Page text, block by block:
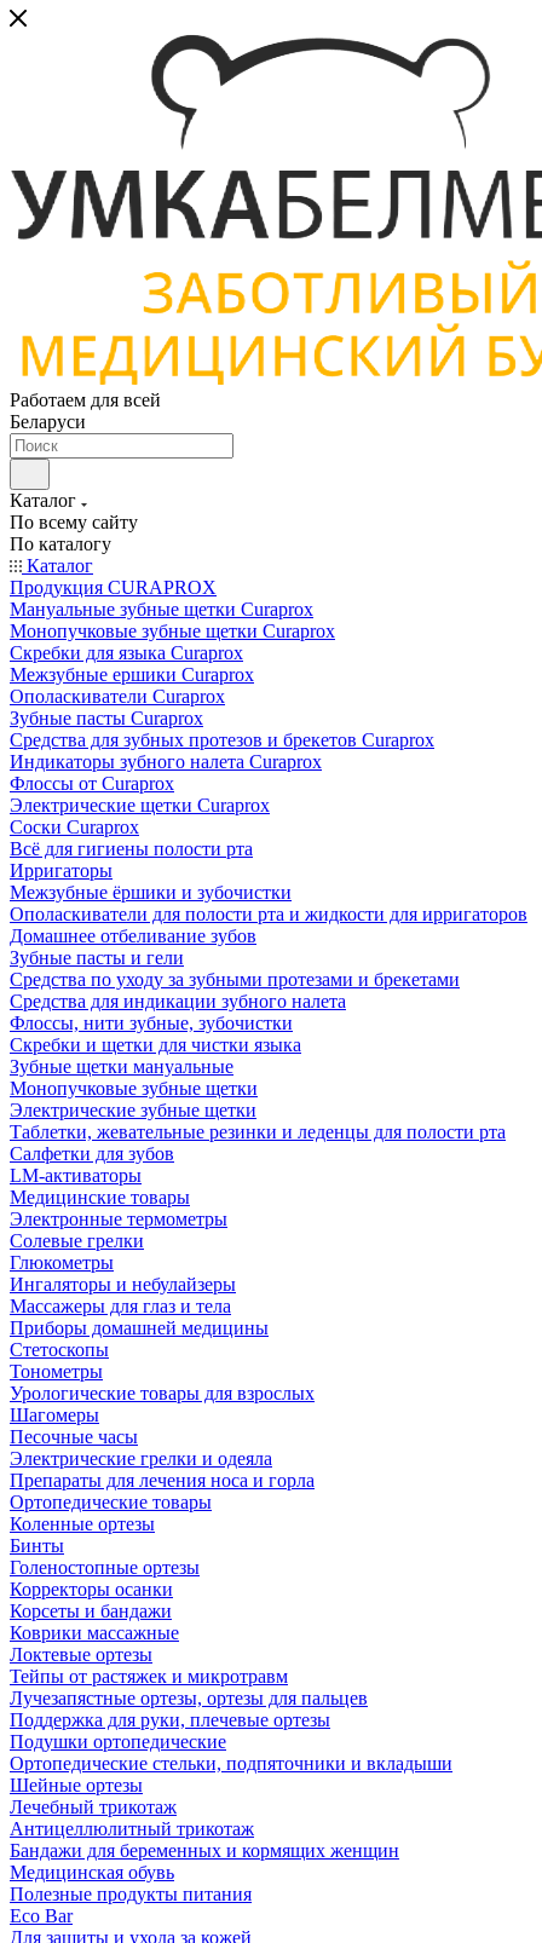
Работаем для всей
Беларуси
Каталог
По всему сайту
По каталогу
Каталог
Продукция CURAPROX
Мануальные зубные щетки Curaprox
Монопучковые зубные щетки Curaprox
Скребки для языка Curaprox
Межзубные ершики Curaprox
Ополаскиватели Curaprox
Зубные пасты Curaprox
Средства для зубных протезов и брекетов Curaprox
Индикаторы зубного налета Curaprox
Флоссы от Curaprox
Электрические щетки Curaprox
Соски Curaprox
Всё для гигиены полости рта
Ирригаторы
Межзубные ёршики и зубочистки
Ополаскиватели для полости рта и жидкости для ирригаторов
Домашнее отбеливание зубов
Зубные пасты и гели
Средства по уходу за зубными протезами и брекетами
Средства для индикации зубного налета
Флоссы, нити зубные, зубочистки
Скребки и щетки для чистки языка
Зубные щетки мануальные
Монопучковые зубные щетки
Электрические зубные щетки
Таблетки, жевательные резинки и леденцы для полости рта
Салфетки для зубов
LM-активаторы
Медицинские товары
Электронные термометры
Cолевые грелки
Глюкометры
Ингаляторы и небулайзеры
Массажеры для глаз и тела
Приборы домашней медицины
Стетоскопы
Тонометры
Урологические товары для взрослых
Шагомеры
Песочные часы
Электрические грелки и одеяла
Препараты для лечения носа и горла
Ортопедические товары
Коленные ортезы
Бинты
Голеностопные ортезы
Корректоры осанки
Корсеты и бандажи
Коврики массажные
Локтевые ортезы
Тейпы от растяжек и микротравм
Лучезапястные ортезы, ортезы для пальцев
Поддержка для руки, плечевые ортезы
Подушки ортопедические
Ортопедические стельки, подпяточники и вкладыши
Шейные ортезы
Лечебный трикотаж
Антицеллюлитный трикотаж
Бандажи для беременных и кормящих женщин
Медицинская обувь
Полезные продукты питания
Eco Bar
Для защиты и ухода за кожей